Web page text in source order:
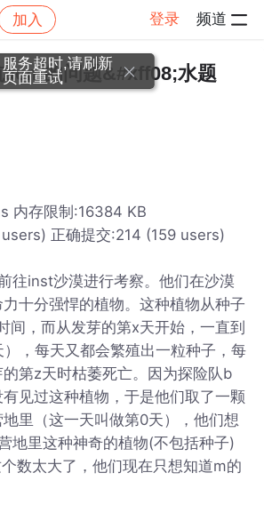
加入 登录 频道
问题 帖子详情
acm的问题&#xff08;水题
内存限制:16384 KB
正确提交:214 (159 users)
往inst沙漠进行考察。他们在沙漠
十分强悍的植物。这种植物从种子
间，而从发芽的第x天开始，一直到
，每天又都会繁殖出一粒种子，每
第z天时枯萎死亡。因为探险队b
见过这种植物，于是他们取了一颗
里（这一天叫做第0天），他们想
地里这种神奇的植物(不包括种子)
数太大了，他们现在只想知道m的
服务超时,请刷新
页面重试